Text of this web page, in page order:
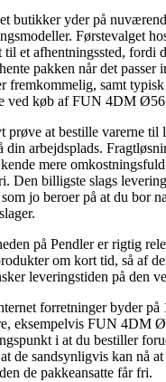
butikker yder på
Førstevalget
til et afhentningssted, fordi
pakken når det passer
fremkommelig, samt typisk
ved køb af FUN 4DM
prøve at bestille varerne til
arbejdsplads.
mere
Den billigste slags
jo beroer på at du bor
på Pendler er rigtig
om kort tid, så af
leveringstiden på den
forretninger byder på
eksempelvis FUN 4DM
i at du bestiller
de sandsynligvis kan nå
de pakkeansatte får fri.